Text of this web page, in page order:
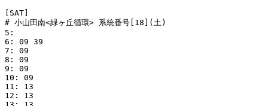
[SAT]
# 小山田南<緑ヶ丘循環> 系統番号[18](土)
5:
6: 09 39
7: 09
8: 09
9: 09
10: 09
11: 13
12: 13
13: 13